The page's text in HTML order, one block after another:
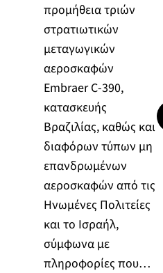
προμήθεια τριών
στρατιωτικών
μεταγωγικών
αεροσκαφών
Embraer C-390,
κατασκευής
Βραζιλίας, καθώς και
διαφόρων τύπων μη
επανδρωμένων
αεροσκαφών από τις
Ηνωμένες Πολιτείες
και το Ισραήλ,
σύμφωνα με
πληροφορίες που…